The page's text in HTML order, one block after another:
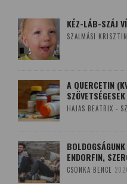
KÉZ-LÁB-SZÁJ
SZALMÁSI
A QUERCETIN
HAJAS BEATRIX -
ENDORFIN,
CSONKA BENCE